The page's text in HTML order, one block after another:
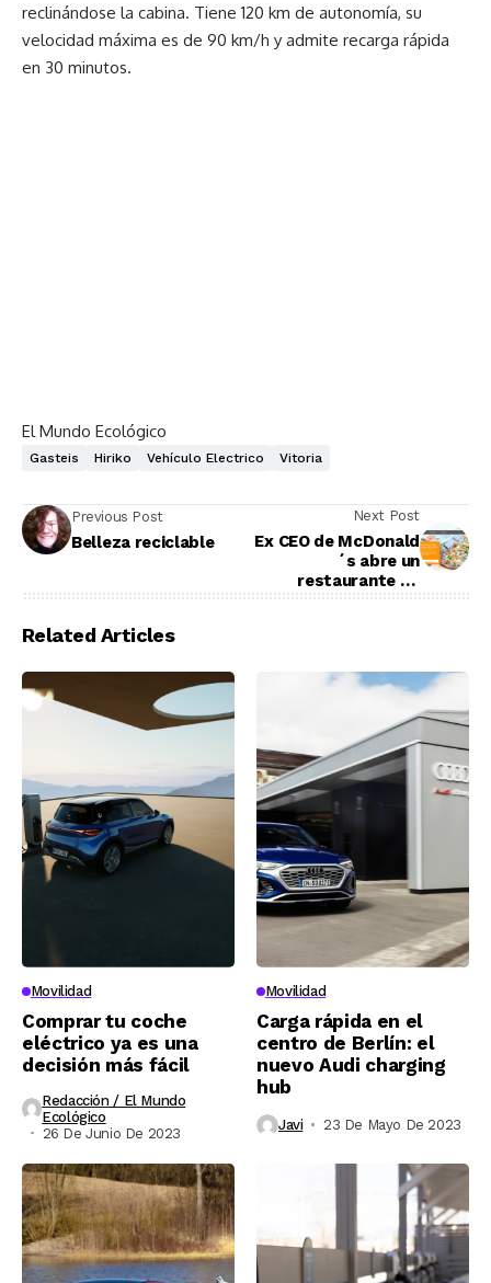
reclinándose la cabina. Tiene 120 km de autonomía, su
velocidad máxima es de 90 km/h y admite recarga rápida
en 30 minutos.
El Mundo Ecológico
Gasteis Hiriko Vehículo Electrico Vitoria
Previous Post
Belleza reciclable
Next Post
Ex CEO de McDonald
´s abre un
restaurante de
Related Articles
Movilidad
Comprar tu coche
eléctrico ya es una
decisión más fácil
Redacción / El Mundo
Ecológico
26 De Junio De 2023
Movilidad
Carga rápida en el
centro de Berlín: el
nuevo Audi charging
hub
Javi 23 De Mayo De 2023